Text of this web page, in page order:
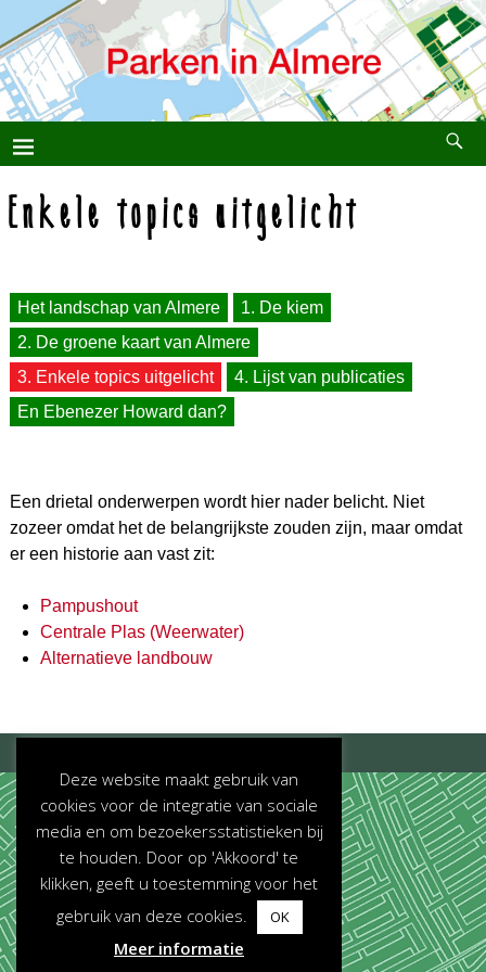
Enkele topics uitgelicht
Het landschap van Almere
1. De kiem
2. De groene kaart van Almere
3. Enkele topics uitgelicht
4. Lijst van publicaties
En Ebenezer Howard dan?
Een drietal onderwerpen wordt hier nader belicht. Niet
zozeer omdat het de belangrijkste zouden zijn, maar omdat
er een historie aan vast zit:
Pampushout
Centrale Plas (Weerwater)
Alternatieve landbouw
Deze website maakt gebruik van
cookies voor de integratie van sociale
media en om bezoekersstatistieken bij
te houden. Door op 'Akkoord' te
klikken, geeft u toestemming voor het
gebruik van deze cookies.
OK
Meer informatie